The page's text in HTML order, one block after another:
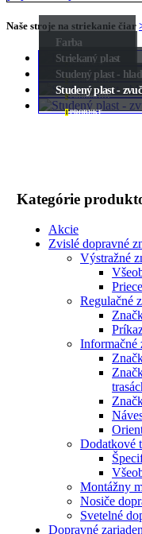
Naše stroje na striekanie čiar
Farba
8 PRODUKTOV
Striekaný plast
5PRODUKTOV
Studený plast -
5PRODUKTOV
Studený plast -
1PRODUKT
Kategórie
Akcie
Zvislé dopravné
Výstražné
Regulačné
Informačné
Dodatkové
Montážny
Nosiče
Svetelné
Dopravné